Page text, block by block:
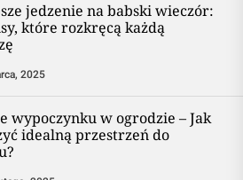
jedzenie na babski wieczór:
które rozkręcą każdą
2025
wypoczynku w ogrodzie – Jak
idealną przestrzeń do